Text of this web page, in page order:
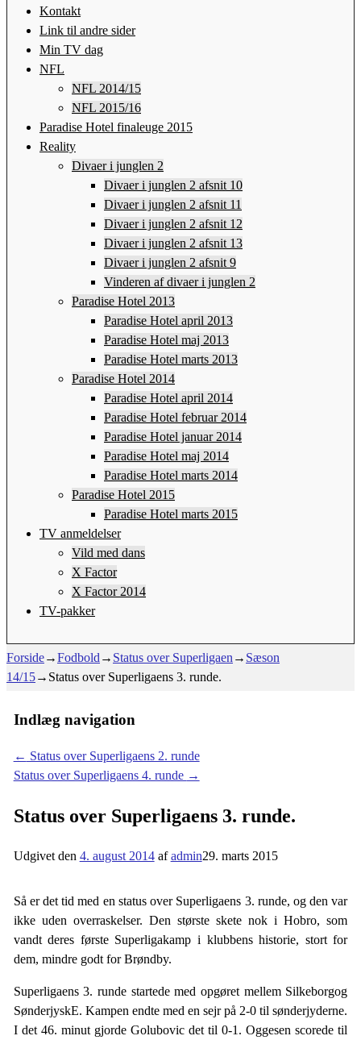
Kontakt
Link til andre sider
Min TV dag
NFL
NFL 2014/15
NFL 2015/16
Paradise Hotel finaleuge 2015
Reality
Divaer i junglen 2
Divaer i junglen 2 afsnit 10
Divaer i junglen 2 afsnit 11
Divaer i junglen 2 afsnit 12
Divaer i junglen 2 afsnit 13
Divaer i junglen 2 afsnit 9
Vinderen af divaer i junglen 2
Paradise Hotel 2013
Paradise Hotel april 2013
Paradise Hotel maj 2013
Paradise Hotel marts 2013
Paradise Hotel 2014
Paradise Hotel april 2014
Paradise Hotel februar 2014
Paradise Hotel januar 2014
Paradise Hotel maj 2014
Paradise Hotel marts 2014
Paradise Hotel 2015
Paradise Hotel marts 2015
TV anmeldelser
Vild med dans
X Factor
X Factor 2014
TV-pakker
Forside→Fodbold → Status over Superligaen → Sæson
14/15→ Status over Superligaens 3. runde.
Indlæg navigation
← Status over Superligaens 2. runde
Status over Superligaens 4. runde →
Status over Superligaens 3. runde.
Udgivet den 4. august 2014 afadmin29. marts 2015
Så er det tid med en status over Superligaens 3. runde, og den var
ikke uden overraskelser. Den største skete nok i Hobro, som
vandt deres første Superligakamp i klubbens historie, stort for
dem, mindre godt for Brøndby.
Superligaens 3. runde startede med opgøret mellem Silkeborgog
SønderjyskE. Kampen endte med en sejr på 2-0 til sønderjyderne.
I det 46. minut gjorde Golubovic det til 0-1. Oggesen scorede til